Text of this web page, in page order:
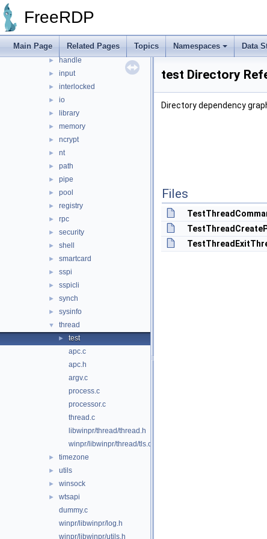
FreeRDP
Main Page Related Pages Topics Namespaces Data
► environment
► error
► file
► handle
► input
► interlocked
► io
► library
► memory
► ncrypt
► nt
► path
► pipe
► pool
► registry
► rpc
► security
► shell
► smartcard
► sspi
► sspicli
► synch
► sysinfo
▼ thread
►
test
apc.c
apc.h
argv.c
process.c
processor.c
thread.c
libwinpr/thread/thread.h
winpr/libwinpr/thread/tls.c
► timezone
► utils
► winsock
►
wtsapi
dummy.c
winpr/libwinpr/log.h
winpr/libwinpr/utils.h
test Directory
Directory dependency
Files